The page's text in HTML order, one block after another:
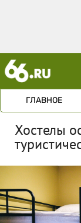
ГЛАВНОЕ
Хостелы